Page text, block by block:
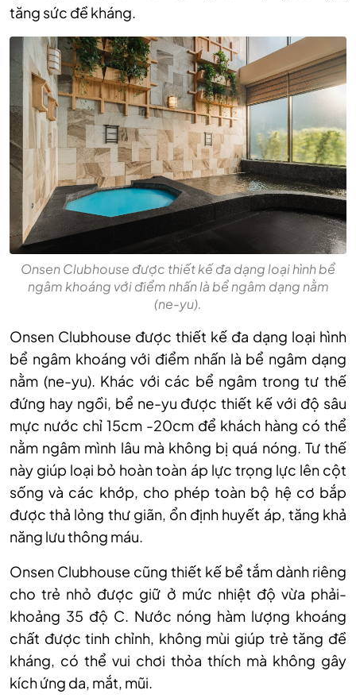
tăng sức đề kháng.
Onsen Clubhouse được thiết kế đa dạng loại hình bể
ngâm khoáng với điểm nhấn là bể ngâm dạng nằm
(ne-yu).
Onsen Clubhouse được thiết kế đa dạng loại hình
bể ngâm khoáng với điểm nhấn là bể ngâm dạng
nằm (ne-yu). Khác với các bể ngâm trong tư thế
đứng hay ngồi, bể ne-yu được thiết kế với độ sâu
mực nước chỉ 15cm -20cm để khách hàng có thể
nằm ngâm mình lâu mà không bị quá nóng. Tư thế
này giúp loại bỏ hoàn toàn áp lực trọng lực lên cột
sống và các khớp, cho phép toàn bộ hệ cơ bắp
được thả lỏng thư giãn, ổn định huyết áp, tăng khả
năng lưu thông máu.
Onsen Clubhouse cũng thiết kế bể tắm dành riêng
cho trẻ nhỏ được giữ ở mức nhiệt độ vừa phải-
khoảng 35 độ C. Nước nóng hàm lượng khoáng
chất được tinh chỉnh, không mùi giúp trẻ tăng đề
kháng, có thể vui chơi thỏa thích mà không gây
kích ứng da, mắt, mũi.